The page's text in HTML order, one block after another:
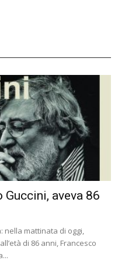
Guccini, aveva 86
nella mattinata di oggi,
di 86 anni, Francesco